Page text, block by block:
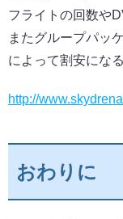
フライトの回数や
またグループパッ
によって割安にな
http://
おわりに